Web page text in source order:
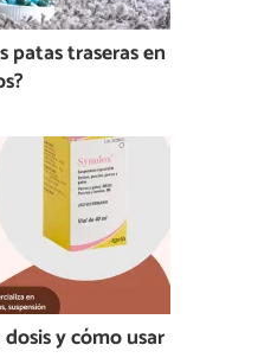
patas traseras en
y cómo usar